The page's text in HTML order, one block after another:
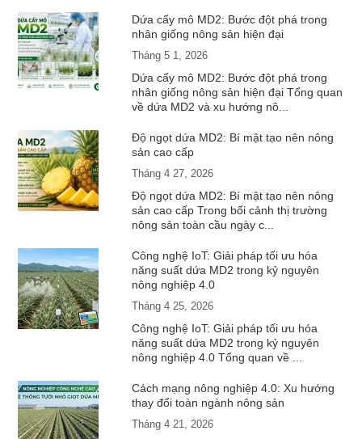
Dứa cấy mô MD2: Bước đột phá trong
nhân giống nông sản hiện đại
Tháng 5 1, 2026
Dứa cấy mô MD2: Bước đột phá trong
nhân giống nông sản hiện đại Tổng quan
về dứa MD2 và xu hướng nô...
Độ ngọt dứa MD2: Bí mật tạo nên nông
sản cao cấp
Tháng 4 27, 2026
Độ ngọt dứa MD2: Bí mật tạo nên nông
sản cao cấp Trong bối cảnh thị trường
nông sản toàn cầu ngày c...
Công nghệ IoT: Giải pháp tối ưu hóa
năng suất dứa MD2 trong kỷ nguyên
nông nghiệp 4.0
Tháng 4 25, 2026
Công nghệ IoT: Giải pháp tối ưu hóa
năng suất dứa MD2 trong kỷ nguyên
nông nghiệp 4.0 Tổng quan về ...
Cách mạng nông nghiệp 4.0: Xu hướng
thay đổi toàn ngành nông sản
Tháng 4 21, 2026